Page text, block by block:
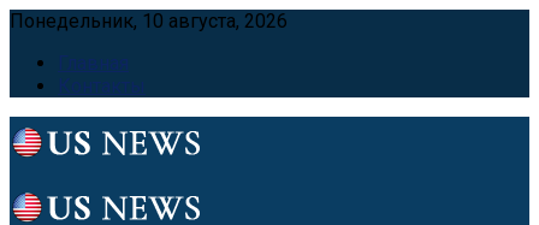
Понедельник, 10 августа, 2026
Главная
Контакты